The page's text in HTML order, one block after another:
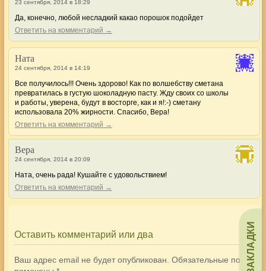
ЗАКЛАДКИ
23 сентября, 2014 в 18:29
Да, конечно, любой несладкий какао порошок подойдет
Ответить на комментарий →
Ната
24 сентября, 2014 в 14:19
Все получилось!!! Очень здорово! Как по волшебству сметана
превратилась в густую шоколадную пасту. Жду своих со школы
и работы, уверена, будут в восторге, как и я!:-) сметану
использовала 20% жирности. Спасибо, Вера!
Ответить на комментарий →
Вера
24 сентября, 2014 в 20:09
Ната, очень рада! Кушайте с удовольствием!
Ответить на комментарий →
Оставить комментарий или два
Ваш адрес email не будет опубликован. Обязательные поля